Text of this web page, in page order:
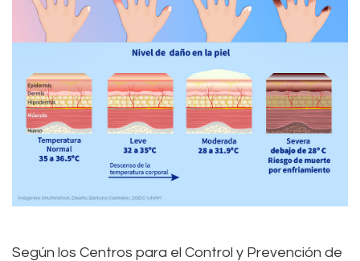
Según los Centros para el Control y Prevención de